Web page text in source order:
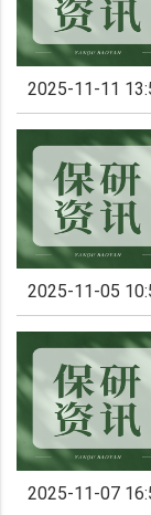
2025-11-11
2025-11-05
2025-11-07